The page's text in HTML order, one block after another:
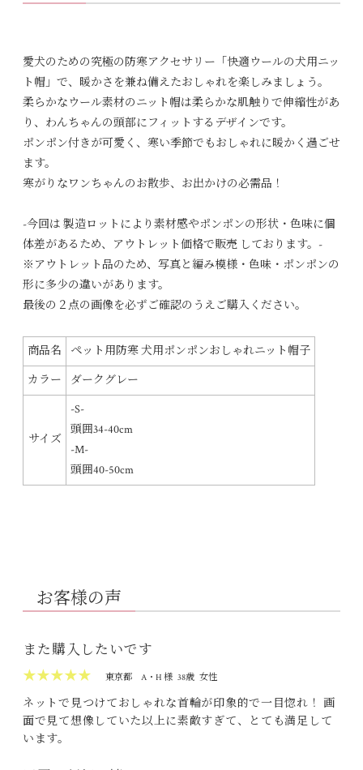
愛犬のための究極の防寒アクセサリー「快適ウールの犬用ニッ
ト帽」で、暖かさを兼ね備えたおしゃれを楽しみましょう。
柔らかなウール素材のニット帽は柔らかな肌触りで伸縮性があ
り、わんちゃんの頭部にフィットするデザインです。
ポンポン付きが可愛く、寒い季節でもおしゃれに暖かく過ごせ
ます。
寒がりなワンちゃんのお散歩、お出かけの必需品！
-今回は 製造ロットにより素材感やポンポンの形状・色味に個
体差があるため、アウトレット価格で販売 しております。-
※アウトレット品のため、写真と編み模様・色味・ポンポンの
形に多少の違いがあります。
最後の２点の画像を必ずご確認のうえご購入ください。
商品名
ペット用防寒 犬用ポンポンおしゃれニット帽子
カラー
ダークグレー
サイズ
-S-
頭囲34-40cm
-M-
頭囲40-50cm
お客様の声
また購入したいです
★★★★★
東京都 A・H 様 38歳 女性
ネットで見つけておしゃれな首輪が印象的で一目惚れ！ 画
面で見て想像していた以上に素敵すぎて、とても満足して
います。